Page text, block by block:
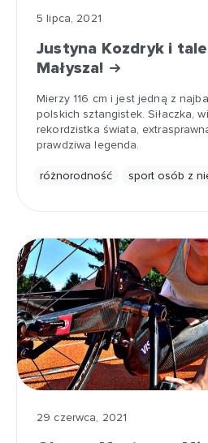
5 lipca, 2021
Justyna Kozdryk i
Małysza!
Mierzy 116 cm i jest jedną z
polskich sztangistek. Siłaczka,
rekordzistka świata,
prawdziwa legenda.
różnorodność sport osób z
29 czerwca, 2021